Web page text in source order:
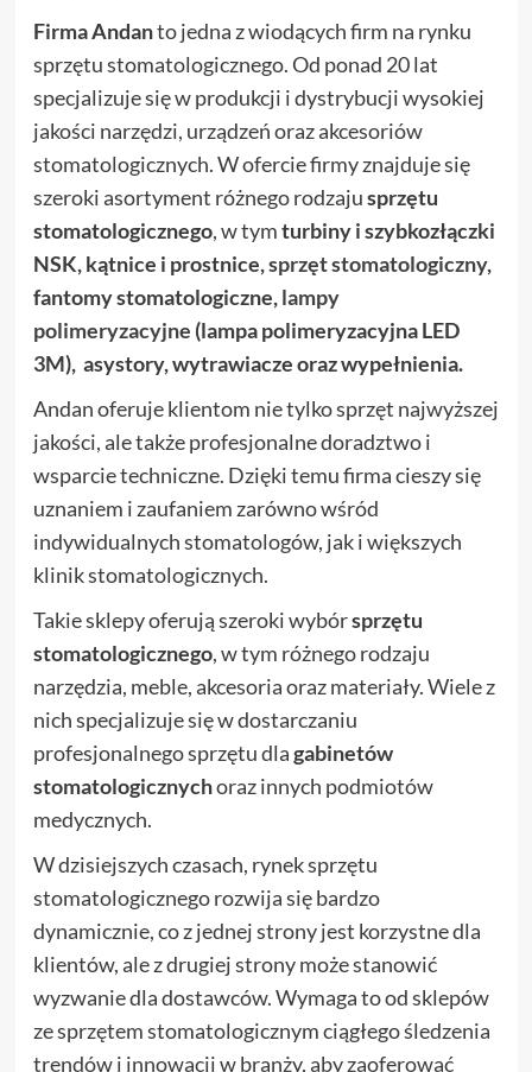
Firma Andanto jedna z wiodących firm na rynku
sprzętu stomatologicznego. Od ponad 20 lat
specjalizuje się w produkcji i dystrybucji wysokiej
jakości narzędzi, urządzeń oraz akcesoriów
stomatologicznych. W ofercie firmy znajduje się
szeroki asortyment różnego rodzajusprzętu
stomatologicznego, w tymturbiny i szybkozłączki
NSK, kątnice i prostnice,sprzęt stomatologiczny,
fantomy stomatologiczne,lampy
polimeryzacyjne (lampa polimeryzacyjna LED
3M), asystory, wytrawiacze oraz wypełnienia.
Andan oferuje klientom nie tylko sprzęt najwyższej
jakości, ale także profesjonalne doradztwo i
wsparcie techniczne. Dzięki temu firma cieszy się
uznaniem i zaufaniem zarówno wśród
indywidualnych stomatologów, jak i większych
klinik stomatologicznych.
Takie sklepy oferują szeroki wybórsprzętu
stomatologicznego, w tym różnego rodzaju
narzędzia, meble, akcesoria oraz materiały. Wiele z
nich specjalizuje się w dostarczaniu
profesjonalnego sprzętu dlagabinetów
stomatologicznychoraz innych podmiotów
medycznych.
W dzisiejszych czasach, rynek sprzętu
stomatologicznego rozwija się bardzo
dynamicznie, co z jednej strony jest korzystne dla
klientów, ale z drugiej strony może stanowić
wyzwanie dla dostawców. Wymaga to od sklepów
ze sprzętem stomatologicznym ciągłego śledzenia
trendów i innowacji w branży, aby zaoferować